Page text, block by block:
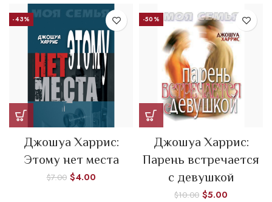
-43%
Джошуа Харрис:
Этому нет места
$7.00 $4.00
-50%
Джошуа Харрис:
Парень встречается
с девушкой
$10.00 $5.00